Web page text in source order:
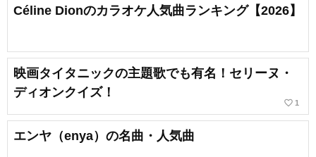
Céline Dionのカラオケ人気曲ランキング【2026】
映画タイタニックの主題歌でも有名！セリーヌ・
ディオンクイズ！
favorite_border 1
エンヤ（enya）の名曲・人気曲